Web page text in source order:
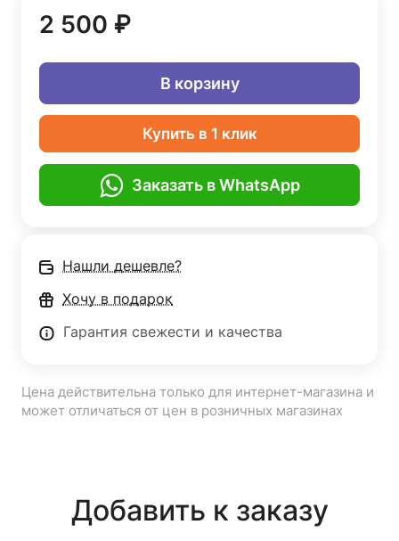
2 500 ₽
В корзину
Купить в 1 клик
Заказать в WhatsApp
Нашли дешевле?
Хочу в подарок
Гарантия свежести и качества
Цена действительна только для интернет-магазина и
может отличаться от цен в розничных магазинах
Добавить к заказу